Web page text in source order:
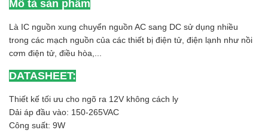
Mô tả sản phẩm
Là IC nguồn xung chuyển nguồn AC sang DC sử dụng nhiều
trong các mạch nguồn của các thiết bị điện tử, điện lạnh như nồi
cơm điện tử, điều hòa,...
DATASHEET:
Thiết kế tối ưu cho ngõ ra 12V không cách ly
Dải áp đầu vào: 150-265VAC
Công suất: 9W